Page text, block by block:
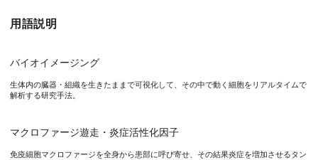
本研究成果が社会に与える影響（本研究成果の意義）
食事の欧米化に伴い、近年本邦でも肥満の人の数が増加してい
用語説明
バイオイメージング
生体内の臓器・組織を生きたままで可視化して、その中で動く細胞をリアルタイムで
解析する研究手法。
マクロファージ遊走・炎症活性化因子
免疫細胞マクロファージを全身から患部に呼び寄せ、その結果炎症を増加させるタン